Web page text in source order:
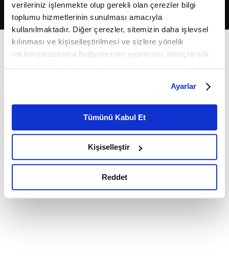
verileriniz işlenmekte olup gerekli olan çerezler bilgi
toplumu hizmetlerinin sunulması amacıyla
kullanılmaktadır. Diğer çerezler, sitemizin daha işlevsel
kılınması ve kişiselleştirilmesi ve sizlere yönelik
reklam/pazarlama faaliyetlerinin yapılması, amaçlarıyla
belirleyebilirsiniz. Çerezlere ilişkin detaylı bilgi için
Ayarlar butonuna tıklayabilir,Çerez Bilgilendirme
Metnimizi ziyaret edebilirsiniz.
6698 sayılı Kişisel Verilerin Korunması Kanunu uyarınca
okumak ve sitemizi ziyaretiniz kapsamında
gerçekleştirilen veri işleme faaliyetleri ile ilgili daha
detaylı bilgi almak için lütfentıklayınız.
Ayarlar
Tümünü Kabul Et
Kişiselleştir
Reddet